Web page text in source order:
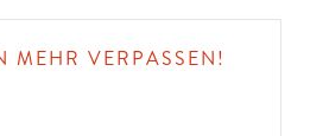
MEHR VERPASSEN!